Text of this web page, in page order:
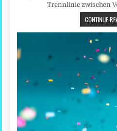
Trennlinie zwischen
CONTINUE